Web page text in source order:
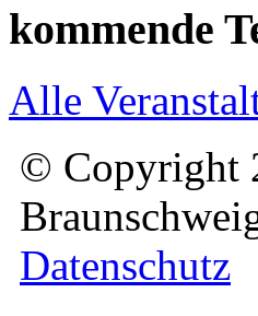
kommende
Alle
© Copyright
Datenschutz